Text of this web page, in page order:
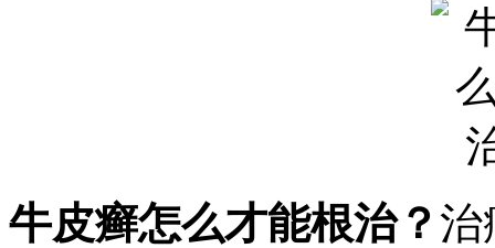
牛皮癣怎么才能根治？ 治